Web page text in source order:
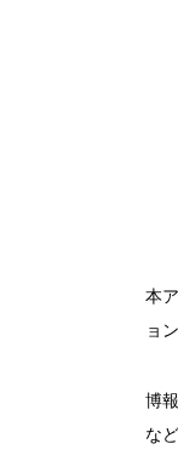
本
ョ
博
な